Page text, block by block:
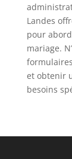
Landes
pour
mariage.
et obtenir
besoins